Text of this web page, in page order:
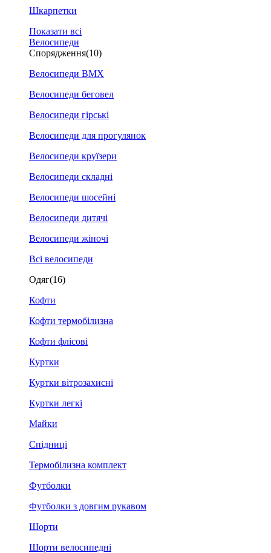
Шкарпетки
Показати всі
Велосипеди
Спорядження(10)
Велосипеди BMX
Велосипеди беговел
Велосипеди гірські
Велосипеди для прогулянок
Велосипеди круїзери
Велосипеди складні
Велосипеди шосейні
Велосипеди дитячі
Велосипеди жіночі
Всі велосипеди
Одяг(16)
Кофти
Кофти термобілизна
Кофти флісові
Куртки
Куртки вітрозахисні
Куртки легкі
Майки
Спідниці
Термобілизна комплект
Футболки
Футболки з довгим рукавом
Шорти
Шорти велосипедні